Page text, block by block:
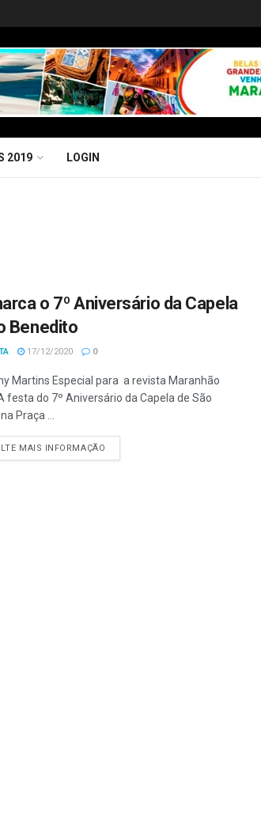
2019 LOGIN
o 7º Aniversário da Capela
Benedito
17/12/2020 0
Martins Especial para a revista Maranhão
festa do 7º Aniversário da Capela de São
Praça ...
MAIS INFORMAÇÃO